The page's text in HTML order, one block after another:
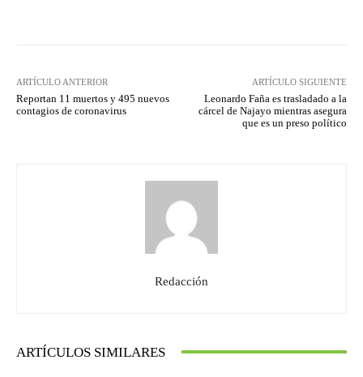
ARTÍCULO ANTERIOR
Reportan 11 muertos y 495 nuevos
contagios de coronavirus
ARTÍCULO SIGUIENTE
Leonardo Faña es trasladado a la
cárcel de Najayo mientras asegura
que es un preso político
Redacción
ARTÍCULOS SIMILARES